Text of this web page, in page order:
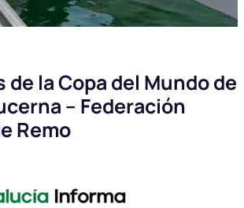
la Copa del Mundo de
– Federación
Remo